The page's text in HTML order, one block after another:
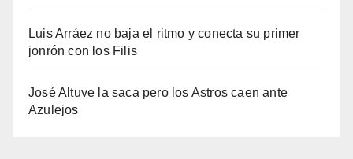
Luis Arráez no baja el ritmo y conecta su primer
jonrón con los Filis
José Altuve la saca pero los Astros caen ante
Azulejos